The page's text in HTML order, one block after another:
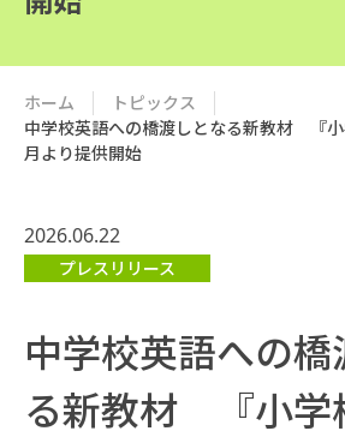
ホーム
トピックス
中学校英語への橋渡しとなる新教材 『
月より提供開始
2026.06.22
プレスリリース
中学校英語への橋
る新教材 『小学